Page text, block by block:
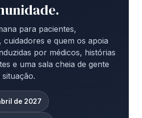
para pacientes,
cuidadores e quem os apoia
por médicos, histórias
e uma sala cheia de gente
de 2027